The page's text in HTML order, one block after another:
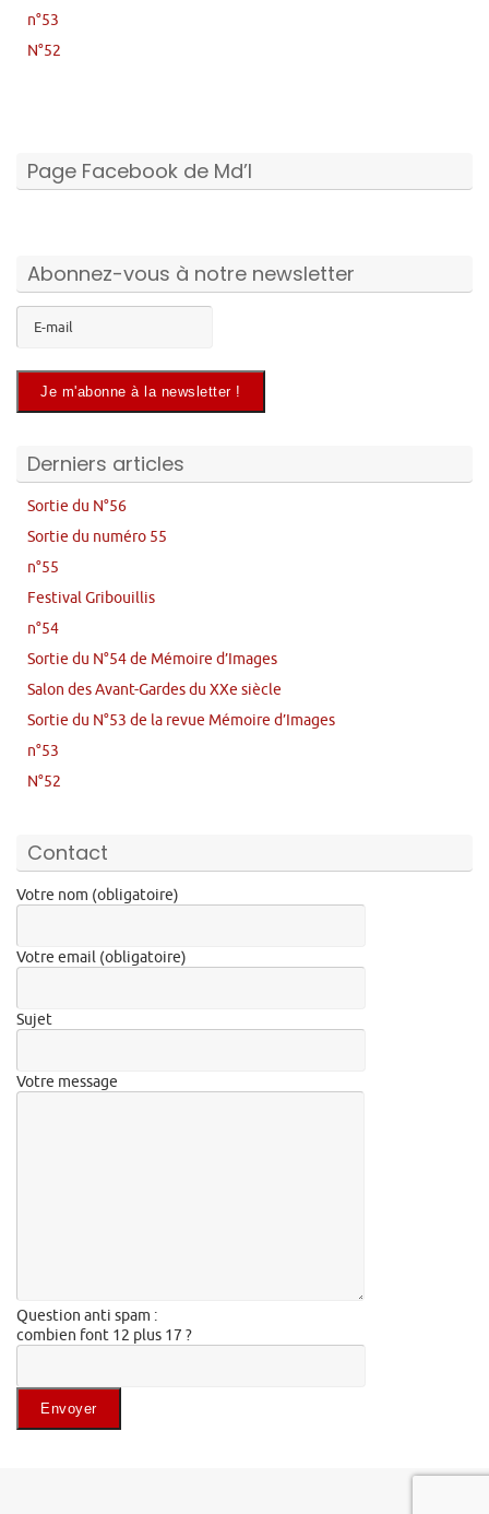
n°53
N°52
Page Facebook de Md’I
Abonnez-vous à notre newsletter
Derniers articles
Sortie du N°56
Sortie du numéro 55
n°55
Festival Gribouillis
n°54
Sortie du N°54 de Mémoire d’Images
Salon des Avant-Gardes du XXe siècle
Sortie du N°53 de la revue Mémoire d’Images
n°53
N°52
Contact
Votre nom (obligatoire)
Votre email (obligatoire)
Sujet
Votre message
Question anti spam :
combien font 12 plus 17 ?